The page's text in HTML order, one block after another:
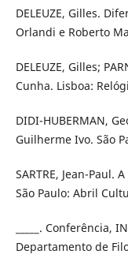
DELEUZE, Gilles.
Orlandi e Roberto
DELEUZE, Gilles;
Cunha. Lisboa:
DIDI-HUBERMAN,
Guilherme Ivo. São
SARTRE, Jean-Paul.
São Paulo: Abril
_____. Conferência,
Departamento de